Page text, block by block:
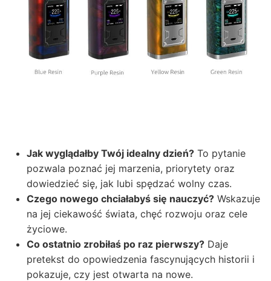
Jak wyglądałby Twój idealny dzień? To pytanie
pozwala poznać jej marzenia, priorytety oraz
dowiedzieć się, jak lubi spędzać wolny czas.
Czego nowego chciałabyś się nauczyć? Wskazuje
na jej ciekawość świata, chęć rozwoju oraz cele
życiowe.
Co ostatnio zrobiłaś po raz pierwszy? Daje
pretekst do opowiedzenia fascynujących historii i
pokazuje, czy jest otwarta na nowe.